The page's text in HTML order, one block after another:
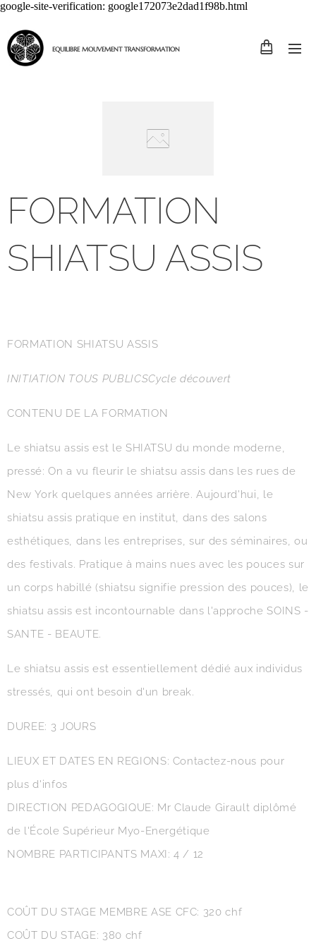
google-site-verification: google172073e2dad1f98b.html
EQUILIBRE MOUVEMENT TRANSFORMATION
FORMATION
SHIATSU ASSIS
FORMATION SHIATSU ASSIS
INITIATION TOUS PUBLICSCycle découvert
CONTENU DE LA FORMATION
Le shiatsu assis est le SHIATSU du monde moderne,
pressé: On a vu fleurir le shiatsu assis dans les rues de
New York quelques années arrière. Aujourd'hui, le
shiatsu assis pratique en institut, dans des salons
esthétiques, dans les entreprises, sur des séminaires, ou
des festivals. Pratique à mains nues avec les pouces sur
un corps habillé (shiatsu signifie pression des pouces), le
shiatsu assis est incontournable dans l'approche SOINS -
SANTE - BEAUTE.
Le shiatsu assis est essentiellement dédié aux individus
stressés, qui ont besoin d'un break.
DUREE: 3 JOURS
LIEUX ET DATES EN REGIONS: Contactez-nous pour
plus d'infos
DIRECTION PEDAGOGIQUE: Mr Claude Girault diplômé
de l'École Supérieur Myo-Energétique
NOMBRE PARTICIPANTS MAXI: 4 / 12
COÛT DU STAGE MEMBRE ASE CFC: 320 chf
COÛT DU STAGE: 380 chf